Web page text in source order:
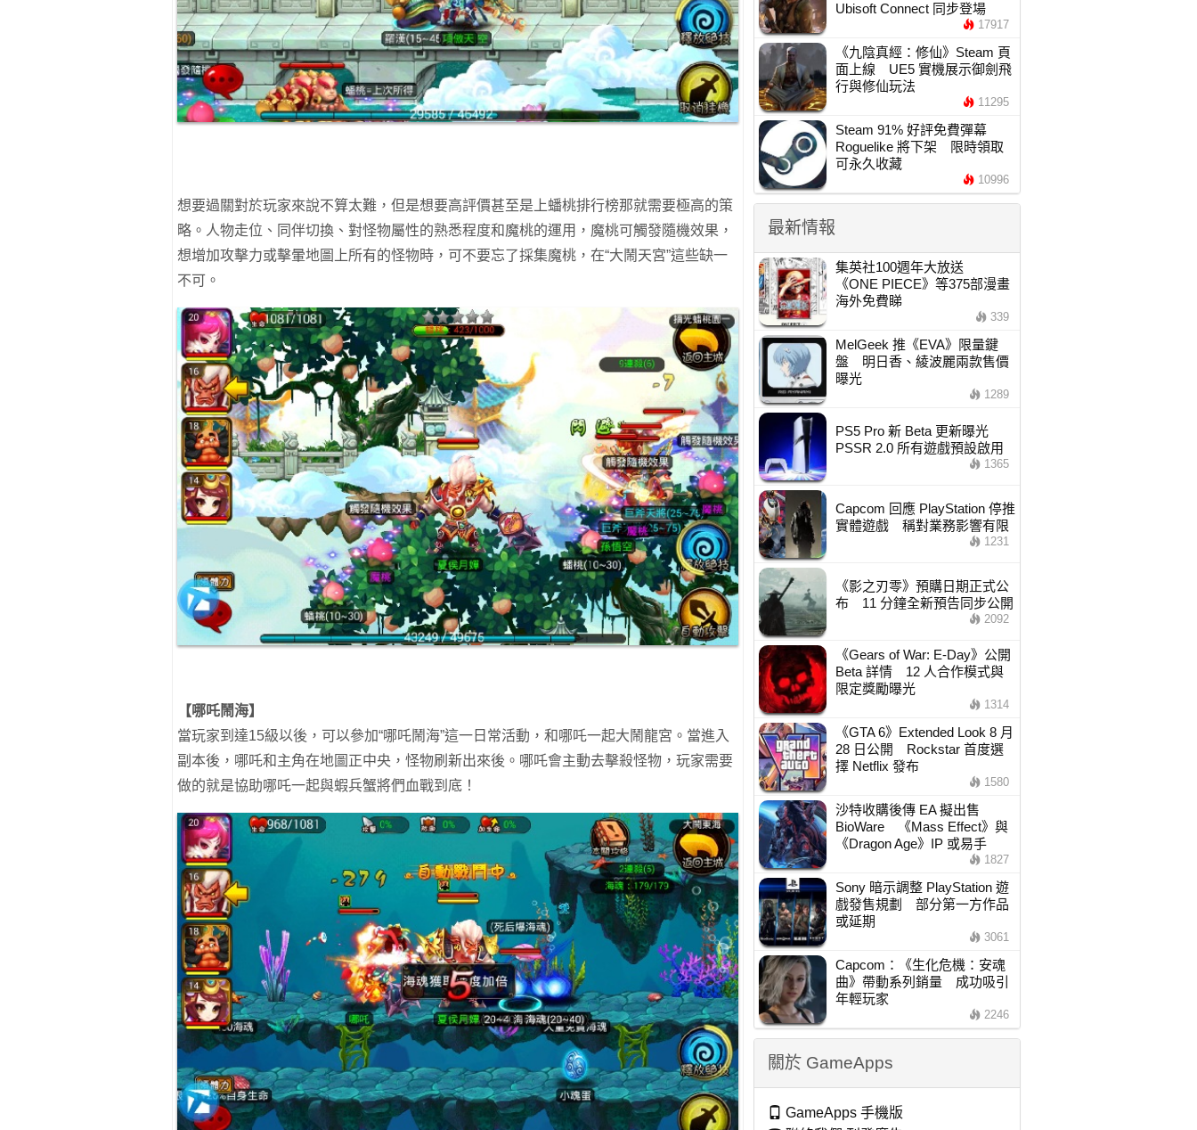
想要過關對於玩家來說不算太難，但是想要高評價甚至是上蟠桃排行榜那就需要極高的策
略。人物走位、同伴切換、對怪物屬性的熟悉程度和魔桃的運用，魔桃可觸發隨機效果，
想增加攻擊力或擊暈地圖上所有的怪物時，可不要忘了採集魔桃，在“大鬧天宮”這些缺一
不可。
【哪吒鬧海】
當玩家到達15級以後，可以參加“哪吒鬧海”這一日常活動，和哪吒一起大鬧龍宮。當進入
副本後，哪吒和主角在地圖正中央，怪物刷新出來後。哪吒會主動去擊殺怪物，玩家需要
做的就是協助哪吒一起與蝦兵蟹將們血戰到底！
Ubisoft Connect 同步登場
17917
《九陰真經：修仙》Steam 頁
面上線 UE5 實機展示御劍飛
行與修仙玩法
11295
Steam 91% 好評免費彈幕
Roguelike 將下架 限時領取
可永久收藏
10996
最新情報
集英社100週年大放送
《ONE PIECE》等375部漫畫
海外免費睇
339
MelGeek 推《EVA》限量鍵
盤 明日香、綾波麗兩款售價
曝光
1289
PS5 Pro 新 Beta 更新曝光
PSSR 2.0 所有遊戲預設啟用
1365
Capcom 回應 PlayStation 停推
實體遊戲 稱對業務影響有限
1231
《影之刃零》預購日期正式公
布 11 分鐘全新預告同步公開
2092
《Gears of War: E-Day》公開
Beta 詳情 12 人合作模式與
限定獎勵曝光
1314
《GTA 6》Extended Look 8 月
28 日公開 Rockstar 首度選
擇 Netflix 發布
1580
沙特收購後傳 EA 擬出售
BioWare 《Mass Effect》與
《Dragon Age》IP 或易手
1827
Sony 暗示調整 PlayStation 遊
戲發售規劃 部分第一方作品
或延期
3061
Capcom：《生化危機：安魂
曲》帶動系列銷量 成功吸引
年輕玩家
2246
關於 GameApps
GameApps 手機版